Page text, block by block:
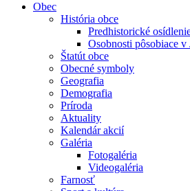
Obec
História obce
Predhistorické
Osobnosti pôsobiace v
Štatút obce
Obecné symboly
Geografia
Demografia
Príroda
Aktuality
Kalendár akcií
Galéria
Fotogaléria
Videogaléria
Farnosť